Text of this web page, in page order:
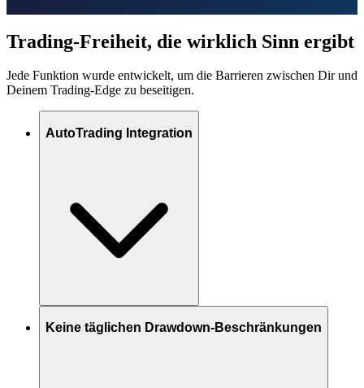
Trading-Freiheit, die wirklich Sinn ergibt
Jede Funktion wurde entwickelt, um die Barrieren zwischen Dir und
Deinem Trading-Edge zu beseitigen.
AutoTrading Integration
Keine täglichen Drawdown-Beschränkungen